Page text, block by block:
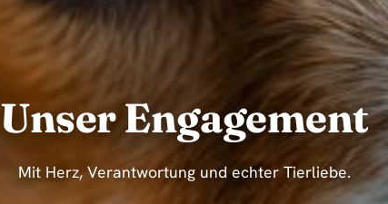
Unser Engagement
Mit Herz, Verantwortung und echter Tierliebe.